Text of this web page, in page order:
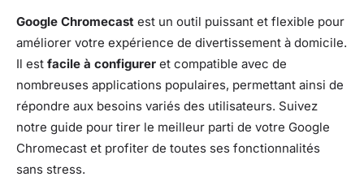
Google Chromecast est un outil puissant et flexible pour
améliorer votre expérience de divertissement à domicile.
Il est facile à configurer et compatible avec de
nombreuses applications populaires, permettant ainsi de
répondre aux besoins variés des utilisateurs. Suivez
notre guide pour tirer le meilleur parti de votre Google
Chromecast et profiter de toutes ses fonctionnalités
sans stress.